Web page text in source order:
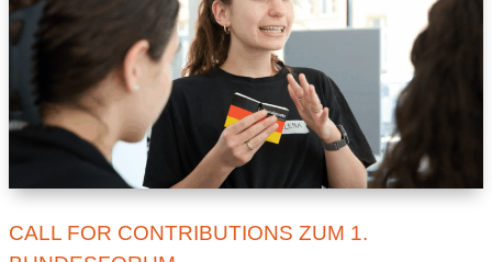
CALL FOR CONTRIBUTIONS ZUM 1.